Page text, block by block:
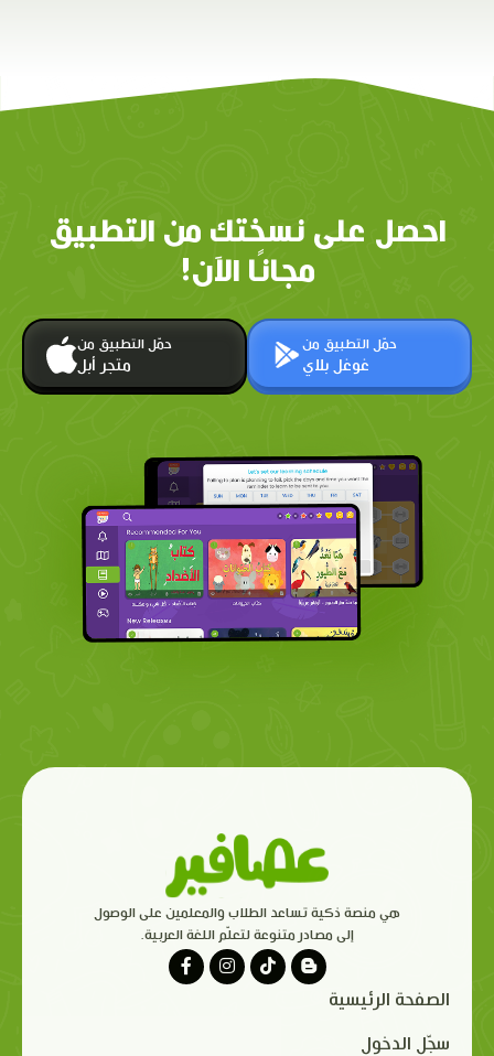
احصل على نسختك من التطبيق
مجانًا الآن!
حمّل التطبيق من
متجر أبل
حمّل التطبيق من
غوغل بلاي
هي منصة ذكية تساعد الطلاب والمعلمين على الوصول
إلى مصادر متنوعة لتعلّم اللغة العربية.
الصفحة الرئيسية
سجّل الدخول